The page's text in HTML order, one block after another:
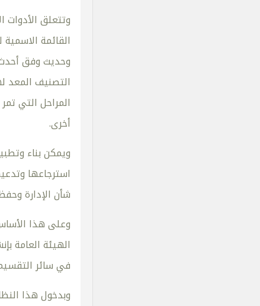
وتتعلق الأدوات
القائمة
وحديث وفق
التصنيف المعد
المراحل التي
أخرى.
ويمكن بناء
استرجاعها
شأن الإدارة
وعلى هذا
في سائر
وبدخول هذا